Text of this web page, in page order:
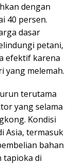
dengan
40 persen.
dasar
petani,
efektif karena
yang melemah.
terutama
yang selama
Kondisi
Asia, termasuk
bahan
tapioka di